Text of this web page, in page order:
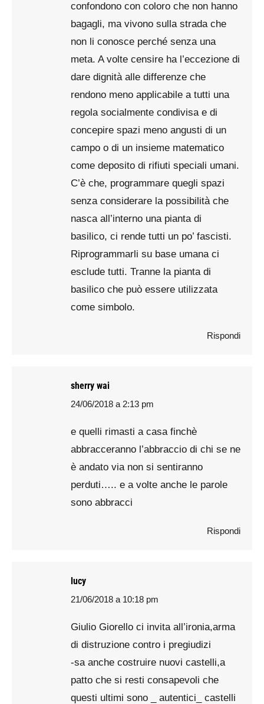
confondono con coloro che non hanno
bagagli, ma vivono sulla strada che
non li conosce perché senza una
meta. A volte censire ha l’eccezione di
dare dignità alle differenze che
rendono meno applicabile a tutti una
regola socialmente condivisa e di
concepire spazi meno angusti di un
campo o di un insieme matematico
come deposito di rifiuti speciali umani.
C’è che, programmare quegli spazi
senza considerare la possibilità che
nasca all’interno una pianta di
basilico, ci rende tutti un po’ fascisti.
Riprogrammarli su base umana ci
esclude tutti. Tranne la pianta di
basilico che può essere utilizzata
come simbolo.
Rispondi
sherry wai
says:
24/06/2018 a 2:13 pm
e quelli rimasti a casa finchè
abbracceranno l’abbraccio di chi se ne
è andato via non si sentiranno
perduti….. e a volte anche le parole
sono abbracci
Rispondi
lucy
says:
21/06/2018 a 10:18 pm
Giulio Giorello ci invita all’ironia,arma
di distruzione contro i pregiudizi
-sa anche costruire nuovi castelli,a
patto che si resti consapevoli che
questi ultimi sono _ autentici_ castelli